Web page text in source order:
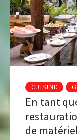
CUISINE
En tant
de